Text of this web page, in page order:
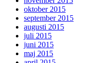
oktober 2015
september 2015
augusti 2015
juli 2015
juni 2015
maj 2015